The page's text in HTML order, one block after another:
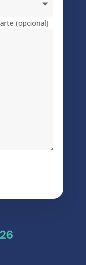
(opcional)